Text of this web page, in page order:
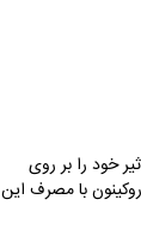
خود را بر روی
با مصرف این